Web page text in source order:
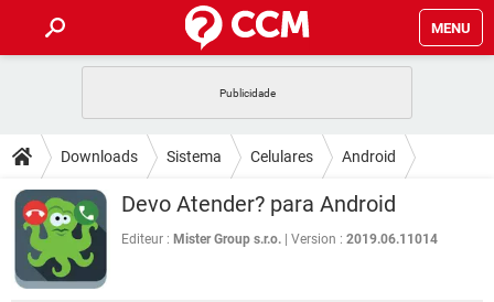
MENU
CELULAR FACEBOOK
OUTLOOK EXCEL
INSTAGRAM GMAIL
GUIA DE COMPRAS
DICAS
JOGOS WHATSAPP
CELULAR FACEBOOK
OUTLOOK
DOWNLOADS
JOGOS WHATSAPP
CELULAR
FÓRUM
Downloads Sistema Celulares Android
Devo Atender? para Android
Editeur : Mister Group s.r.o. Version : 2019.06.11014